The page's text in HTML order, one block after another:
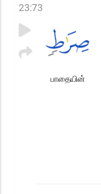
23:73
பாதையின்